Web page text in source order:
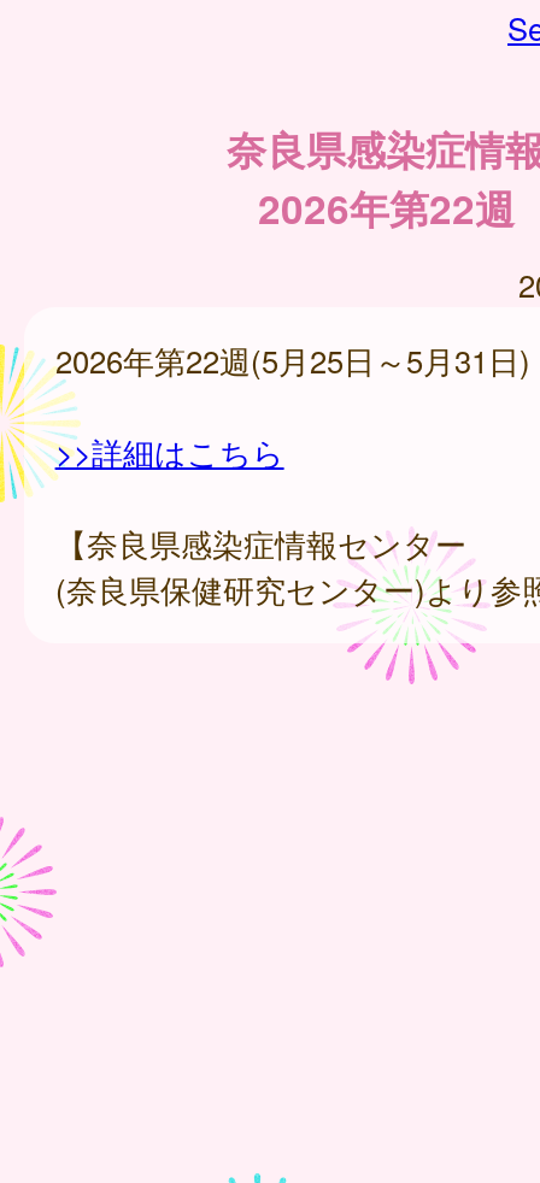
奈良県感染症情
2026年第22週
2026年第22週(5月25日～5月31日)
>>詳細はこちら
【奈良県感染症情報センター
(奈良県保健研究センター)より参